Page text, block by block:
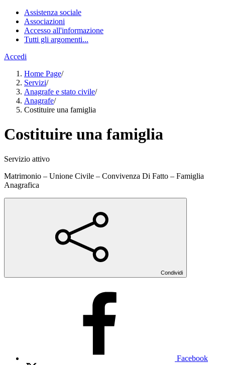
Assistenza sociale
Associazioni
Accesso all'informazione
Tutti gli argomenti...
Accedi
Home Page/
Servizi/
Anagrafe e stato civile/
Anagrafe/
Costituire una famiglia
Costituire una famiglia
Servizio attivo
Matrimonio – Unione Civile – Convivenza Di Fatto – Famiglia
Anagrafica
Condividi
Facebook